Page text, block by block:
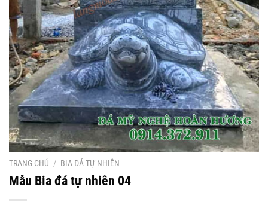
TRANG CHỦ / BIA ĐÁ TỰ NHIÊN
Mẫu Bia đá tự nhiên 04